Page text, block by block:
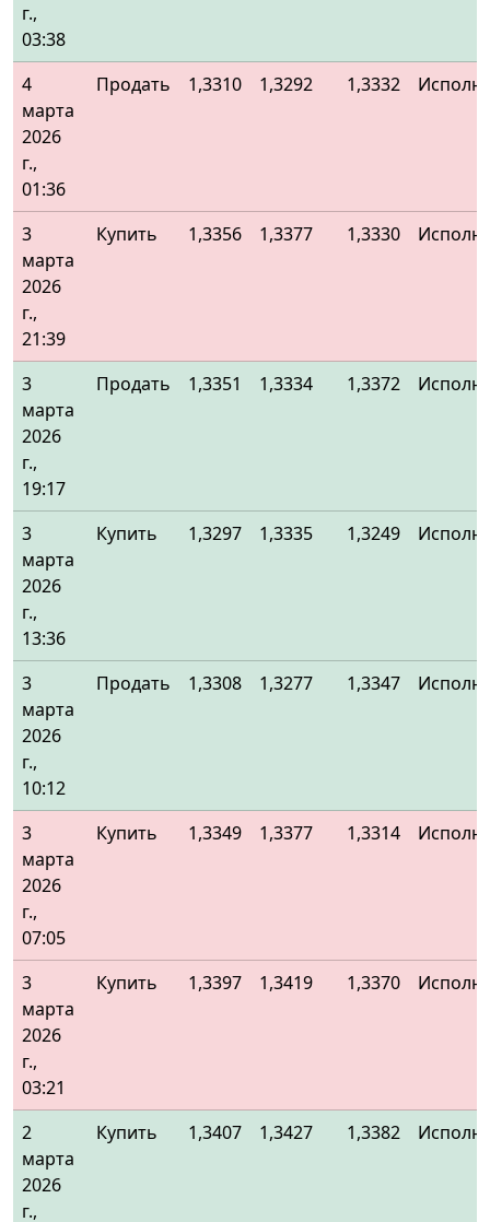
г.,
03:38
4
марта
2026
г.,
01:36
Продать 1,3310 1,3292 1,3332
3
марта
2026
г.,
21:39
Купить 1,3356 1,3377 1,3330
3
марта
2026
г.,
19:17
Продать 1,3351 1,3334 1,3372
3
марта
2026
г.,
13:36
Купить 1,3297 1,3335 1,3249
3
марта
2026
г.,
10:12
Продать 1,3308 1,3277 1,3347
3
марта
2026
г.,
07:05
Купить 1,3349 1,3377 1,3314
3
марта
2026
г.,
03:21
Купить 1,3397 1,3419 1,3370
2
марта
2026
г.,
Купить 1,3407 1,3427 1,3382